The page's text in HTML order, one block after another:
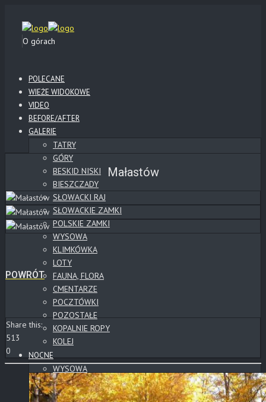
O górach
POLECANE
WIEŻE WIDOKOWE
VIDEO
BEFORE/AFTER
GALERIE
TATRY
GÓRY
BESKID NISKI
BIESZCZADY
SŁOWACKI RAJ
SŁOWACKIE ZAMKI
POLSKIE ZAMKI
WYSOWA
KLIMKÓWKA
LOTY
FAUNA, FLORA
CMENTARZE
POCZTÓWKI
POZOSTAŁE
KOPALNIE ROPY
KOLEJ
NOCNE
WYSOWA
GORLICE
CMENTARZE
Małastów
POWRÓT
Share this:
513
0